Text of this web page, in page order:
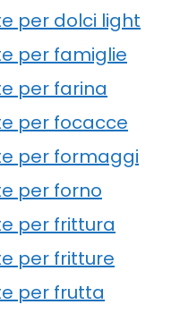
per dolci light
per famiglie
per farina
per focacce
per formaggi
per forno
per frittura
per fritture
per frutta